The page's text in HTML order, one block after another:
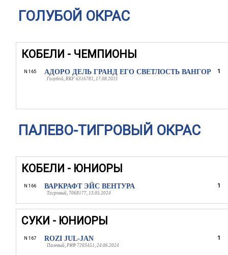
ГОЛУБОЙ ОКРАС
КОБЕЛИ - ЧЕМПИОНЫ
N 165 АДОРО ДЕЛЬ ГРАНД ЕГО СВЕТЛОСТЬ ВАНГОР
Голубой, RKF 6316781, 17.08.2021
1
ПАЛЕВО-ТИГРОВЫЙ ОКРАС
КОБЕЛИ - ЮНИОРЫ
N 166 ВАРКРАФТ ЭЙС ВЕНТУРА
Тигровый, 7068177, 13.05.2024
1
СУКИ - ЮНИОРЫ
N 167 ROZI JUL-JAN
Палевый, РКФ 7203451, 24.06.2024
1